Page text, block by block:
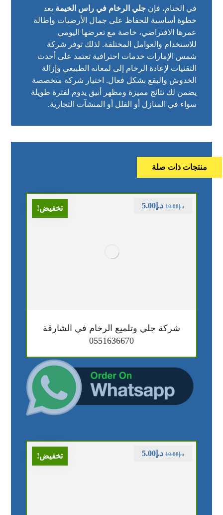
في الختام، فإنجلي الرخام في راس الخيمة يعد
خطوة أساسية للحفاظ على جمال الأرضيات وإطالة
عمرها الافتراضي، خاصة مع تعرضها اليومي
للاستخدام والعوامل المختلفة. لذلك توفر شركة
شمس الإمارات خدمات احترافية تعتمد على أحدث
التقنيات لإعادة الرخام إلى لمعانه الطبيعي وإزالة
الخدوش والبقع بشكل فعال. اختيار شركة متخصصة
يضمن لك نتائج مميزة ومظهر أنيق يدوم لفترة طويلة
سواء في المنازل أو الفلل أو المنشآت التجارية.
منتجات ذات صلة
تخفيض!
شركة جلي وتلميع الرخام في الشارقة
0551636670
د.إ10.00 د.إ5.00
تخفيض! د.إ10.00 د.إ5.00